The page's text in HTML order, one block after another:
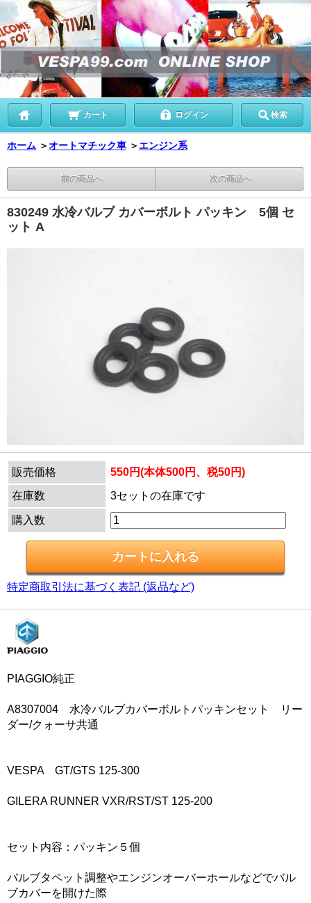
カート ログイン 検索
ホーム ＞オートマチック車 ＞ エンジン系
前の商品へ 次の商品へ
830249 水冷バルブ カバーボルト パッキン 5個 セ
ット A
販売価格
550円(本体500円、税50円)
在庫数
3セットの在庫です
購入数
特定商取引法に基づく表記 (返品など)
PIAGGIO純正
A8307004 水冷バルブカバーボルトパッキンセット リー
ダー/クォーサ共通
VESPA GT/GTS 125-300
GILERA RUNNER VXR/RST/ST 125-200
セット内容：パッキン５個
バルブタペット調整やエンジンオーバーホールなどでバル
ブカバーを開けた際